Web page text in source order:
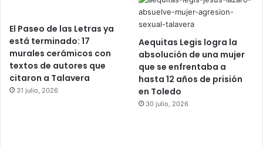
El Paseo de las Letras ya
está terminado: 17
murales cerámicos con
textos de autores que
citaron a Talavera
31 julio, 2026
Aequitas Legis logra la
absolución de una mujer
que se enfrentaba a
hasta 12 años de prisión
en Toledo
30 julio, 2026